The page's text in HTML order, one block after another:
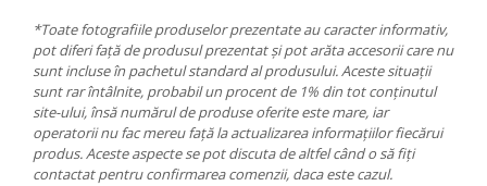
*Toate fotografiile produselor prezentate au caracter informativ,
pot diferi față de produsul prezentat și pot arăta accesorii care nu
sunt incluse în pachetul standard al produsului. Aceste situații
sunt rar întâlnite, probabil un procent de 1% din tot conținutul
site-ului, însă numărul de produse oferite este mare, iar
operatorii nu fac mereu față la actualizarea informațiilor fiecărui
produs. Aceste aspecte se pot discuta de altfel când o să fiți
contactat pentru confirmarea comenzii, daca este cazul.